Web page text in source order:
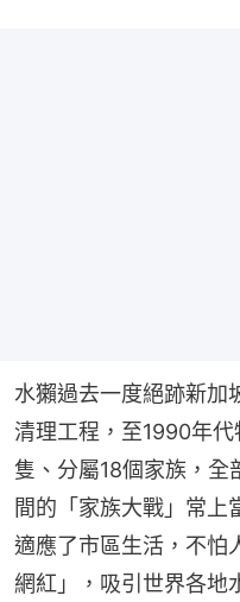
水獺過去一度絕跡新加
清理工程，至1990年
隻、分屬18個家族，全
間的「家族大戰」常上
適應了市區生活，不怕
網紅」，吸引世界各地